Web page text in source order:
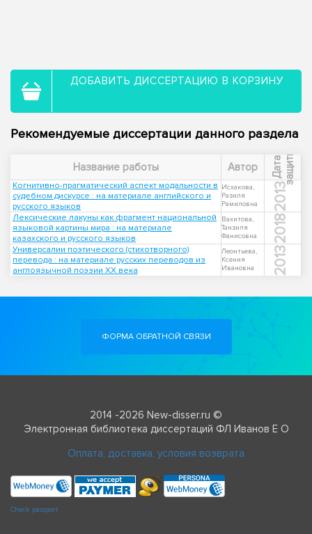
ДОБАВИТЬ ДИССЕРТАЦИЮ В КОРЗИНУ
Рекомендуемые диссертации данного раздела
Название работы Автор Д
а
т
а
з
а
щ
и
т ы
Когнитивно-прагматический аспект модальности в
судебном дискурсе : на материале английского и
русского языков
Исхакова,
Разиля
Рамиловна
2013
Лексические лакуны как фрагмент национальной
языковой картины мира : на материале
казахского и русского языков
Вахитова,
Танзиля
Фанисовна
2018
Универсалии поэтического (стихотворного)
перевода : на материале русских переводов из
англоязычной поэзии XX века
Леонтьева,
Ксения
Ивановна
2013
ФОРМА ОБРАТНОЙ СВЯЗИ
2014 -2026 New-disser.ru ©
Электронная библиотека диссертаций ФЛ Иванов Е О
Оплата, доставка, условия возврата
Check passport